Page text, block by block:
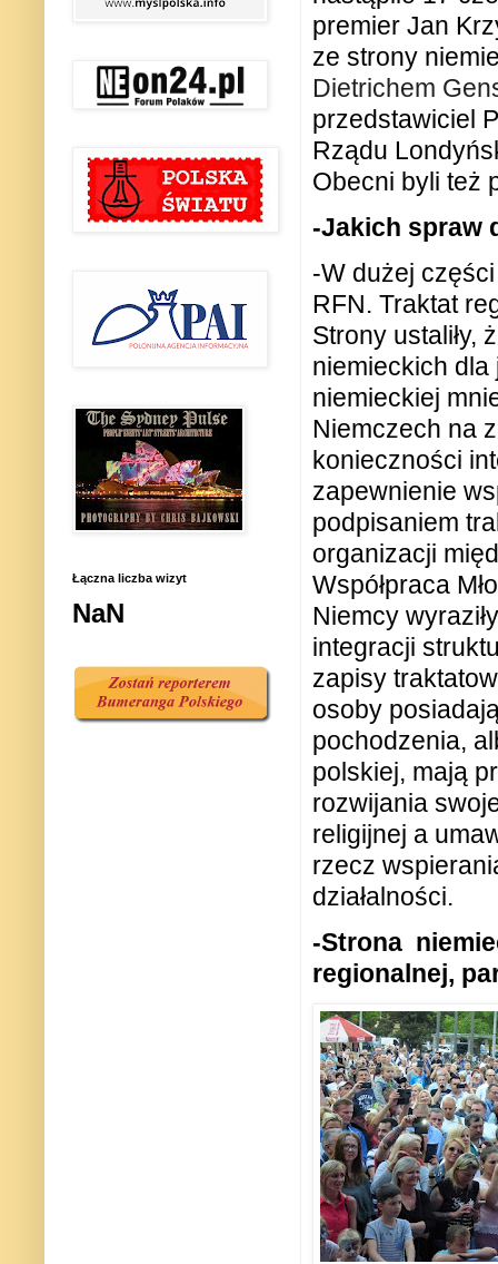
premier Jan
ze strony
Dietrichem
przedstawiciel
Rządu
Obecni byli też
-Jakich spraw
-W dużej
RFN. Traktat
Strony ustaliły,
niemieckich
niemieckiej
Niemczech na
konieczności
zapewnienie
podpisaniem
organizacji
Współpraca
Niemcy
integracji
zapisy
osoby
pochodzenia,
polskiej, mają
rozwijania
religijnej a
rzecz
działalności.
-Strona
regionalnej,
Łączna liczba wizyt
NaN